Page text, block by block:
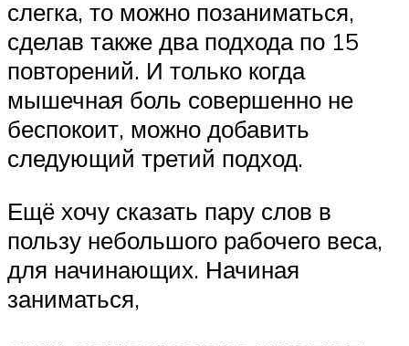
слегка, то можно позаниматься,
сделав также два подхода по 15
повторений. И только когда
мышечная боль совершенно не
беспокоит, можно добавить
следующий третий подход.
Ещё хочу сказать пару слов в
пользу небольшого рабочего веса,
для начинающих. Начиная
заниматься,